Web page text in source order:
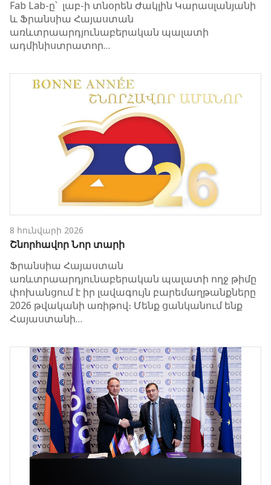
Fab Lab-ը՝ լաբ-ի տնօրեն Ժակլին Կարասլանյանի
և Ֆրանսիա Հայաստան
առևտրաարդյունաբերական պալատի
ադմինիստրատոր…
8 հունվարի 2026
Շնորհավոր Նոր տարի
Ֆրանսիա Հայաստան
առևտրաարդյունաբերական պալատի ողջ թիմը
փոխանցում է իր լավագույն բարեմաղթանքները
2026 թվականի առիթով։ Մենք ցանկանում ենք
Հայաստանի…